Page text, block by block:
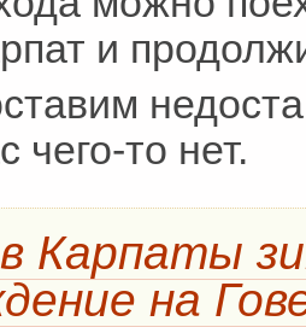
и
чего-то нет.
Карпаты
на